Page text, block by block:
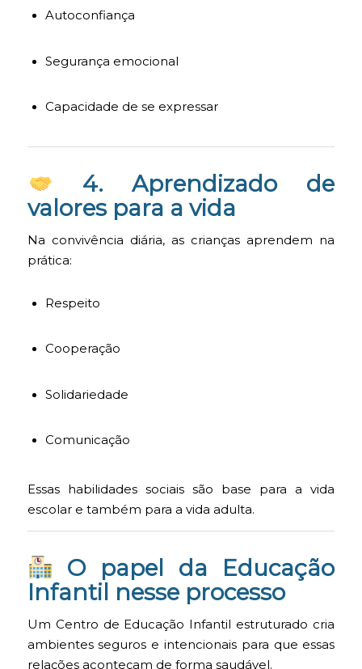
Autoconfiança
Segurança emocional
Capacidade de se expressar
4. Aprendizado de
valores para a vida
Na convivência diária, as crianças aprendem na
prática:
Respeito
Cooperação
Solidariedade
Comunicação
Essas habilidades sociais são base para a vida
escolar e também para a vida adulta.
O papel da Educação
Infantil nesse processo
Um Centro de Educação Infantil estruturado cria
ambientes seguros e intencionais para que essas
relações aconteçam de forma saudável.